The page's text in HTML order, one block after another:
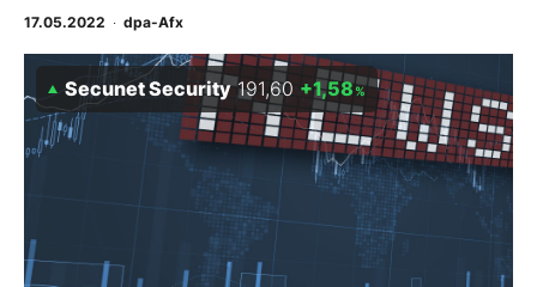
BO-Musterdepots
Experten
Mein Konto
17.05.2022 · dpa-Afx
Secunet Security 191,60 +1,58%